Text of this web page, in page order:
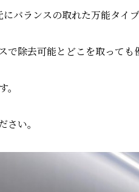
バランスの取れた万能タイ
で除去可能とどこを取って
い。